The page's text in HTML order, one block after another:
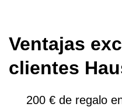
Ventajas
clientes
200 € de regalo